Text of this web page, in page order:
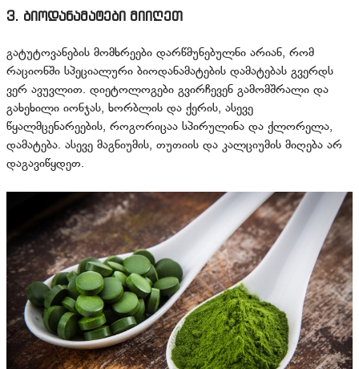
3. ბიოდანამატები მიიღეთ
გატუტოვანების მომხრეები დარწმუნებულნი არიან, რომ
რაციონში სპეციალური ბიოდანამატების დამატებას გვერდს
ვერ ავუვლით. დიეტოლოგები გვირჩევენ გამომშრალი და
გახეხილი იონჯას, ხორბლის და ქერის, ასევე
წყალმცენარეების, როგორიცაა სპირულინა და ქლორელა,
დამატება. ასევე მაგნიუმის, თუთიის და კალციუმის მიღება არ
დაგავიწყდეთ.